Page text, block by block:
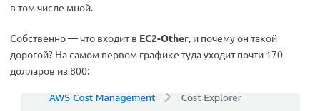
в том числе мной.
Собственно — что входит в EC2-Other, и почему он такой
дорогой? На самом первом графике туда уходит почти 170
долларов из 800: